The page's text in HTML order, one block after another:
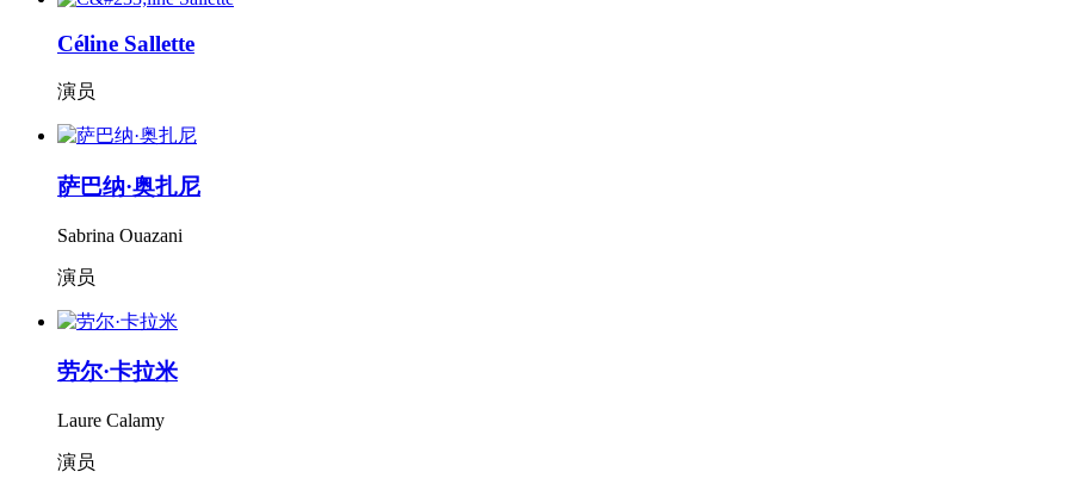
Céline Sallette
演员
萨巴纳·奥扎尼
Sabrina Ouazani
演员
劳尔·卡拉米
Laure Calamy
演员